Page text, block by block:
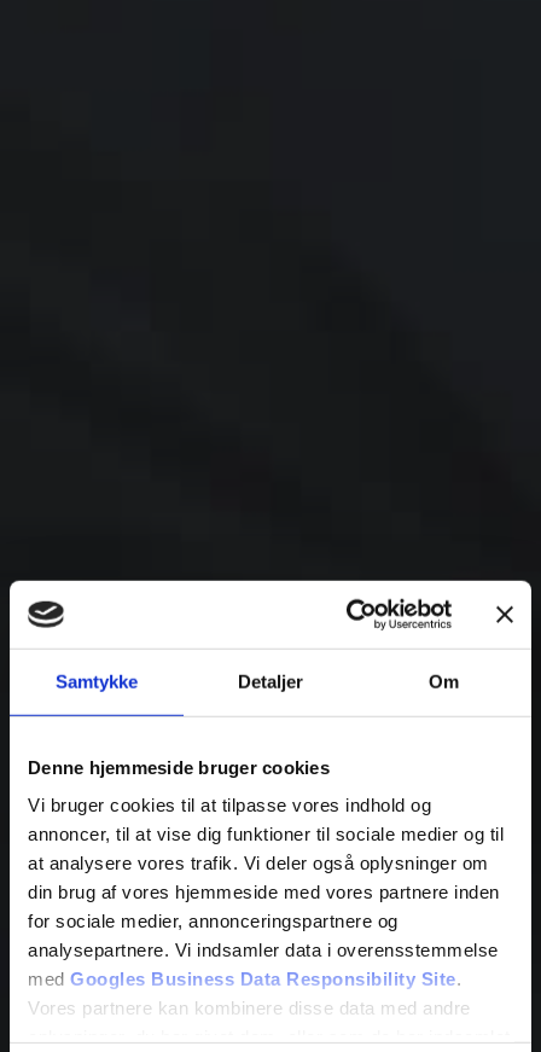
Samtykke Detaljer Om
Denne hjemmeside bruger cookies
Vi bruger cookies til at tilpasse vores indhold og
annoncer, til at vise dig funktioner til sociale medier og til
at analysere vores trafik. Vi deler også oplysninger om
din brug af vores hjemmeside med vores partnere inden
for sociale medier, annonceringspartnere og
analysepartnere. Vi indsamler data i overensstemmelse
med Googles Business Data Responsibility Site.
Vores partnere kan kombinere disse data med andre